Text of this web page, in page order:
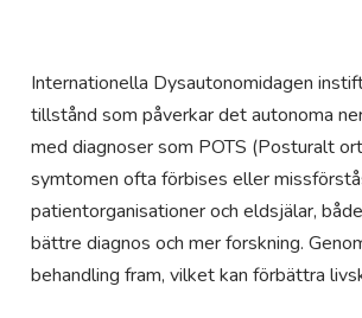
Internationella Dysautonomidagen
tillstånd som påverkar det autonoma
med diagnoser som POTS (Posturalt
symtomen ofta förbises eller
patientorganisationer och eldsjälar,
bättre diagnos och mer forskning.
behandling fram, vilket kan förbättra